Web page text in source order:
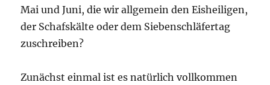
Mai und Juni, die wir allgemein den Eisheiligen,
der Schafskälte oder dem Siebenschläfertag
zuschreiben?
Zunächst einmal ist es natürlich vollkommen